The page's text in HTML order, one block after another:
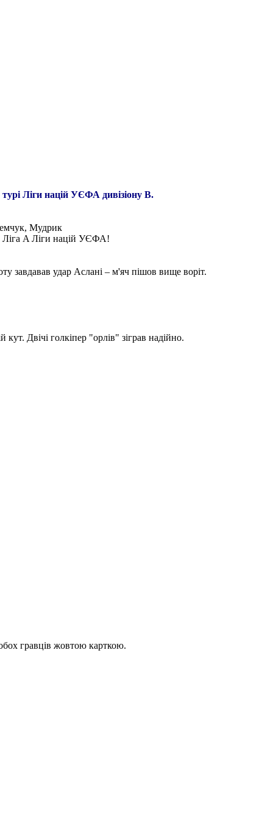
Ліги націй УЄФА дивізіону В.
Мудрик
Ліга A Ліги націй УЄФА!
завдавав удар Аслані – м'яч пішов вище воріт.
Двічі голкіпер "орлів" зіграв надійно.
гравців жовтою карткою.